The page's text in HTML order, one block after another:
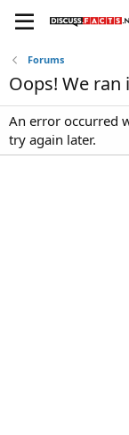
Forums
Oops! We
An error occurred
try again later.